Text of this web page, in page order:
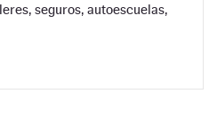
seguros, autoescuelas,